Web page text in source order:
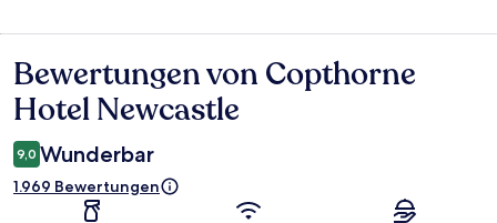
Bewertungen
Bewertungen von Copthorne
Hotel Newcastle
9,0 Wunderbar
1.969 Bewertungen